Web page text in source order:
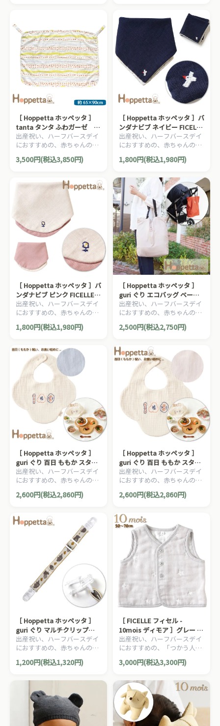
［ Hoppetta ホッペッタ ］
tanta タンタ ふわガーゼ お
でかけマルチケット FICELLE
フィセル 日本製 おくるみ 授
乳ケープ ベビーカー用ブラン
ケット
出産祝い、ハーフバースデイ
におすすめの、赤ちゃんのほ
な暖かさを大切にした、
＆ベビー用品です。
3,500円(税込3,850円)
［ Hoppetta ホッペッタ ］バ
ンダナビブ ネイビー FICELLE
フィセル 日本製 よだれかけ
お祝い 記念撮影 お出かけ
出産祝い、ハーフバースデイ
におすすめの、赤ちゃんのほ
な暖かさを大切にした、
＆ベビー用品です。
1,800円(税込1,980円)
［ Hoppetta ホッペッタ ］バ
ンダナビブ ピンク FICELLE
フィセル 日本製 よだれかけ
お祝い 記念撮影 お出かけ
出産祝い、ハーフバースデイ
におすすめの、赤ちゃんのほ
な暖かさを大切にした、
＆ベビー用品です。
1,800円(税込1,980円)
［ Hoppetta ホッペッタ ］
guri ぐり エコバッグ ベージ
ュ FICELLE フィセル 日本製
折り畳み ポケッタブル コン
パクト
出産祝い、ハーフバースデイ
におすすめの、赤ちゃんのほ
な暖かさを大切にした、
＆ベビー用品です。
2,500円(税込2,750円)
［ Hoppetta ホッペッタ ］
guri ぐり 百日 ももか スタイ
ブルー FICELLE フィセル 日
本製 お食い初め よだれかけ
お祝い 記念撮影
出産祝い、ハーフバースデイ
におすすめの、赤ちゃんのほ
な暖かさを大切にした、
＆ベビー用品です。
2,600円(税込2,860円)
［ Hoppetta ホッペッタ ］
guri ぐり 百日 ももか スタイ
ピンク FICELLE フィセル 日
本製 お食い初め よだれかけ
お祝い 記念撮影
出産祝い、ハーフバースデイ
におすすめの、赤ちゃんのほ
な暖かさを大切にした、
＆ベビー用品です。
2,600円(税込2,860円)
［ Hoppetta ホッペッタ ］
guri ぐり マルチクリップ
FICELLE フィセル 日本製 ベ
ビークリップ おしゃぶりホル
ダー
出産祝い、ハーフバースデイ
におすすめの、赤ちゃんのほ
な暖かさを大切にした、
＆ベビー用品です。
1,200円(税込1,320円)
［ FICELLE フィセル -
10mois ディモア ］グレー ち
ょっき 50～70cm ふくふくガ
ーゼ 6重ガーゼ 日本製
出産祝い、ハーフバースデイ
におすすめの、「つかう人が
大切に出産準備グッズ、
ビー用品です。
3,000円(税込3,300円)